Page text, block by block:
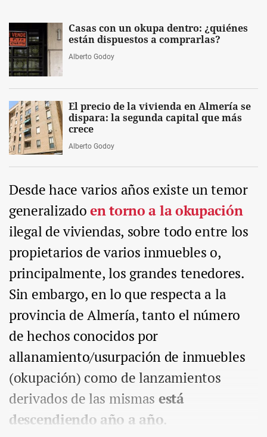
Casas con un okupa dentro: ¿quiénes
están dispuestos a comprarlas?
Alberto Godoy
El precio de la vivienda en Almería se
dispara: la segunda capital que más
crece
Alberto Godoy
Desde hace varios años existe un temor
generalizadoen torno a la okupación
ilegal de viviendas, sobre todo entre los
propietarios de varios inmuebles o,
principalmente, los grandes tenedores.
Sin embargo, en lo que respecta a la
provincia de Almería, tanto el número
de hechos conocidos por
allanamiento/usurpación de inmuebles
(okupación) como de lanzamientos
derivados de las mismas está
descendiendo año a año.